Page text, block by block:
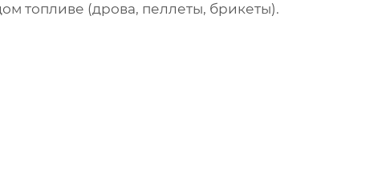
топливе (дрова, пеллеты, брикеты).